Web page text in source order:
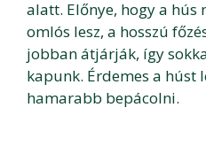
alatt. Előnye, hogy a hús
omlós lesz, a hosszú
jobban átjárják, így
kapunk. Érdemes a húst
hamarabb bepácolni.